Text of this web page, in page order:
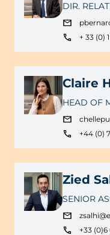
DIR.
+ 33 (0)
Claire
HEAD OF
+44 (0)
Zied
SENIOR
+33